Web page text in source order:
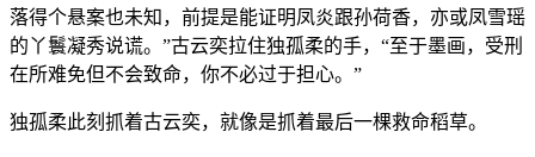
落得个悬案也未知，前提是能证明凤炎跟孙荷香，亦或凤雪瑶
的丫鬟凝秀说谎。”古云奕拉住独孤柔的手，“至于墨画，受刑
在所难免但不会致命，你不必过于担心。”
独孤柔此刻抓着古云奕，就像是抓着最后一棵救命稻草。